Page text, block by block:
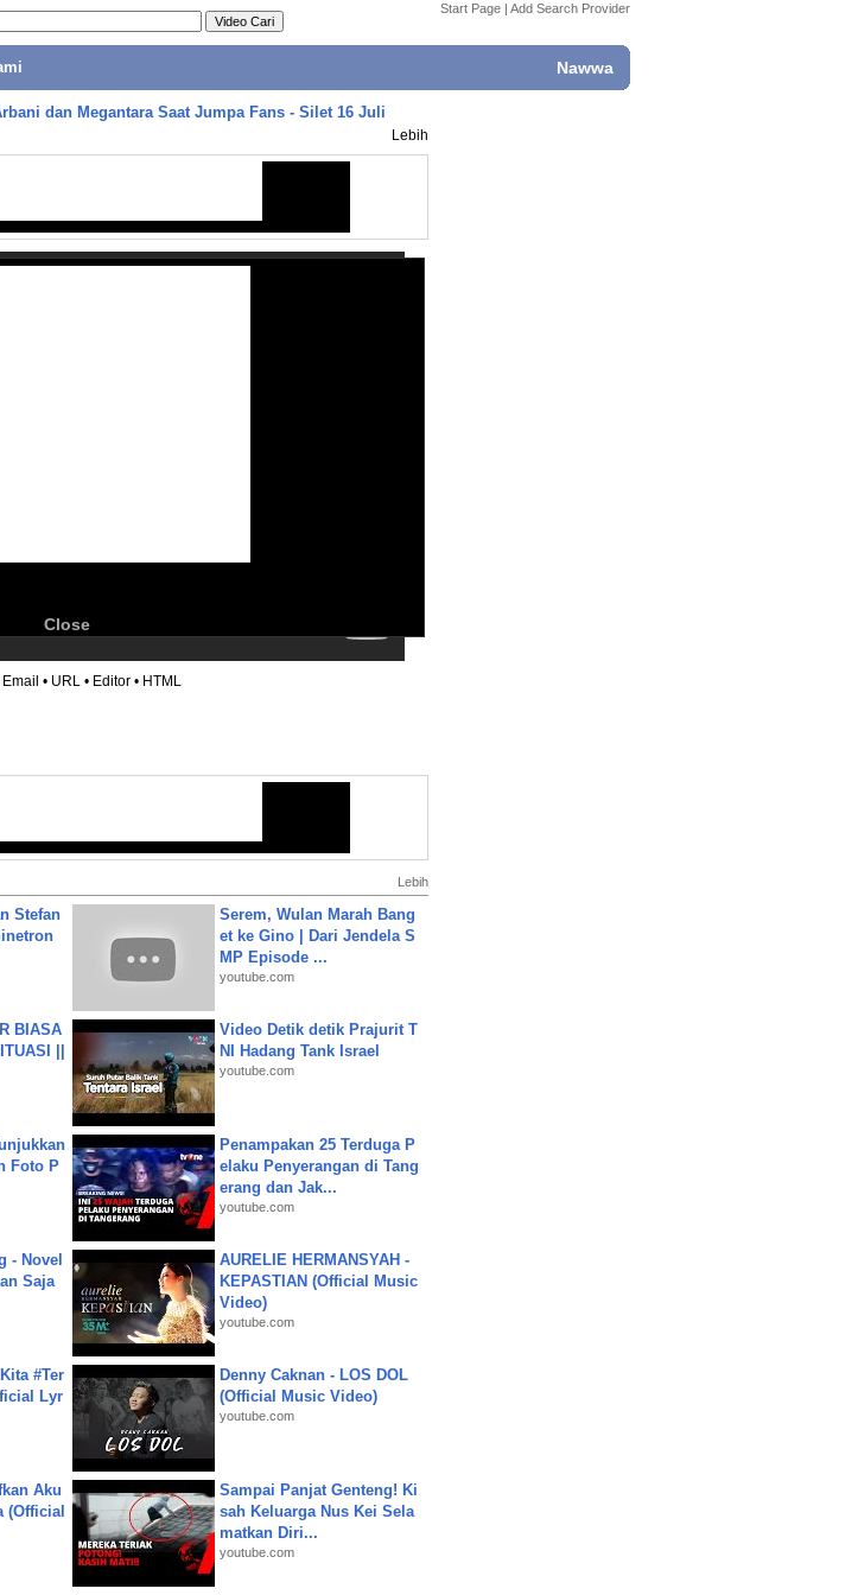
Start Page | Add Search Provider
Nawwa
dan Megantara Saat Jumpa Fans - Silet 16 Juli
Lebih
Close
Email • URL • Editor • HTML
Lebih
Stefan
Serem, Wulan Marah Bang
et ke Gino | Dari Jendela S
MP Episode ...
youtube.com
BIASA
||
Video Detik detik Prajurit T
NI Hadang Tank Israel
youtube.com
Foto P
Penampakan 25 Terduga P
elaku Penyerangan di Tang
erang dan Jak...
youtube.com
- Novel
Saja
AURELIE HERMANSYAH -
KEPASTIAN (Official Music
Video)
youtube.com
#Ter
Lyr
Denny Caknan - LOS DOL
(Official Music Video)
youtube.com
Aku
(Official
Sampai Panjat Genteng! Ki
sah Keluarga Nus Kei Sela
matkan Diri...
youtube.com